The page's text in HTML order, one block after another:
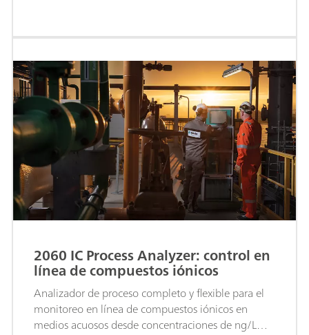
2060 IC Process Analyzer: control en
línea de compuestos iónicos
Analizador de proceso completo y flexible para el
monitoreo en línea de compuestos iónicos en
medios acuosos desde concentraciones de ng/L